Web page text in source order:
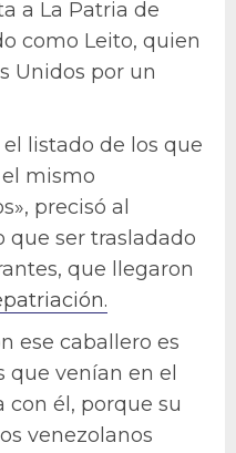
a La Patria de
como Leito, quien
Unidos por un
listado de los que
mismo
precisó al
que ser trasladado
que llegaron
ese caballero es
venían en el
con él, porque su
venezolanos